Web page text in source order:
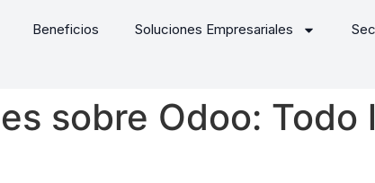
Beneficios Soluciones Empresariales
sobre Odoo: